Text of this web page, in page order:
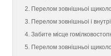
2. Перелом зовнiшньоi
3. Перелом зовнiшньоi i
4. Забите мiсце
5. Перелом зовнiшньоi